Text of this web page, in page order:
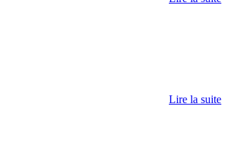
Lire la suite